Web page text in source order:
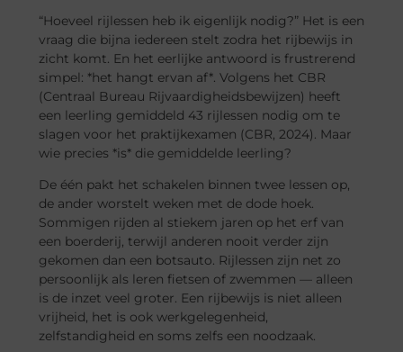
“Hoeveel rijlessen heb ik eigenlijk nodig?” Het is een
vraag die bijna iedereen stelt zodra het rijbewijs in
zicht komt. En het eerlijke antwoord is frustrerend
simpel: *het hangt ervan af*. Volgens het CBR
(Centraal Bureau Rijvaardigheidsbewijzen) heeft
een leerling gemiddeld 43 rijlessen nodig om te
slagen voor het praktijkexamen (CBR, 2024). Maar
wie precies *is* die gemiddelde leerling?
De één pakt het schakelen binnen twee lessen op,
de ander worstelt weken met de dode hoek.
Sommigen rijden al stiekem jaren op het erf van
een boerderij, terwijl anderen nooit verder zijn
gekomen dan een botsauto. Rijlessen zijn net zo
persoonlijk als leren fietsen of zwemmen — alleen
is de inzet veel groter. Een rijbewijs is niet alleen
vrijheid, het is ook werkgelegenheid,
zelfstandigheid en soms zelfs een noodzaak.